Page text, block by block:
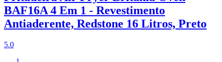
BAF16A 4 Em 1 - Revestimento
Antiaderente, Redstone 16 Litros, Preto
5.0